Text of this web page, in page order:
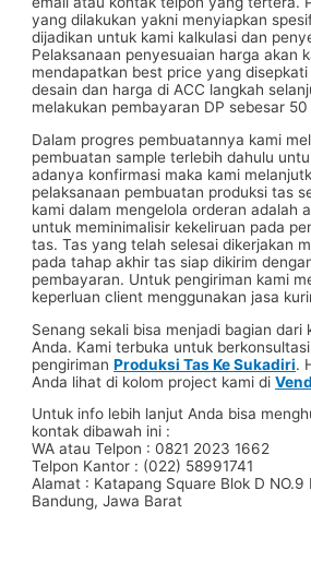
yang dilakukan yakni menyiapkan
dijadikan untuk kami kalkulasi dan
Pelaksanaan penyesuaian harga akan
mendapatkan best price yang
desain dan harga di ACC langkah
melakukan pembayaran DP sebesar 50
Dalam progres pembuatannya kami
pembuatan sample terlebih dahulu
adanya konfirmasi maka kami
pelaksanaan pembuatan produksi tas
kami dalam mengelola orderan adalah
untuk meminimalisir kekeliruan pada
tas. Tas yang telah selesai dikerjakan
pada tahap akhir tas siap dikirim
pembayaran. Untuk pengiriman kami
keperluan client menggunakan jasa
Senang sekali bisa menjadi bagian
Anda. Kami terbuka untuk
pengirimanProduksi Tas Ke Sukadiri.
Anda lihat di kolom project kami di
Untuk info lebih lanjut Anda bisa
kontak dibawah ini :
WA atau Telpon : 0821 2023 1662
Telpon Kantor : (022) 58991741
Alamat : Katapang Square Blok D NO.9
Bandung, Jawa Barat